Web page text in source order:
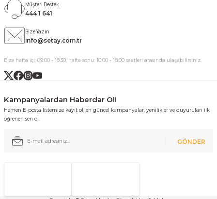
Müşteri Destek
444 1 641
Bize Yazın
info@setay.com.tr
Bize hafta içi: 09:00 - 18:30, hafta sonu: 10:00 - 18:00 saatleri arasında ulaşabilirsiniz.
Kampanyalardan Haberdar Ol!
Hemen E-posta listemize kayıt ol, en güncel kampanyalar, yenilikler ve duyuruları ilk
öğrenen sen ol.
GÖNDER